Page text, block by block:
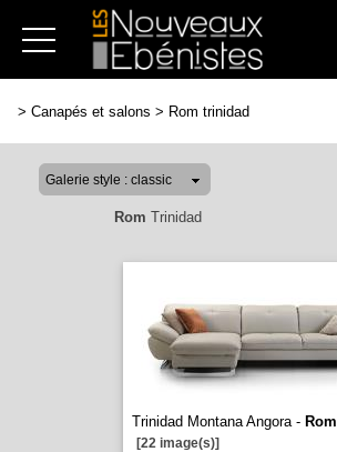
> Canapés et salons > Rom trinidad
Rom Trinidad
Trinidad Montana Angora - Rom
[22 image(s)]